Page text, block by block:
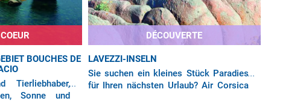
BOUCHES DE
Tierliebhaber,
Sonne und
DÉCOUVERTE
LAVEZZI-INSELN
Sie suchen ein kleines Stück Paradies
für Ihren nächsten Urlaub? Air Corsica